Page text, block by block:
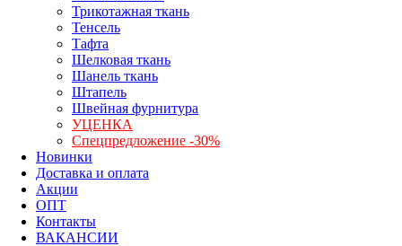
Трикотажная ткань
Тенсель
Тафта
Шелковая ткань
Шанель ткань
Штапель
Швейная фурнитура
УЦЕНКА
Спецпредложение -30%
Новинки
Доставка и оплата
Акции
ОПТ
Контакты
ВАКАНСИИ